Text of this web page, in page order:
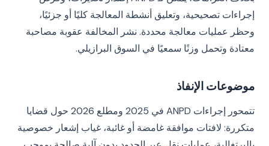
إجراءات تصحيحية، وتعليق أنشطة المعالجة كليًا أو جزئيًا،
وحظر عمليات معالجة محددة. نشر المخالفة عقوبة مصاحبة
معتادة وتحمل وزنًا سمعيًا في السوق البرازيلي.
موضوعات الإنفاذ
تتمحور إجراءات ANPD في 2025 ومطلع 2026 حول قضايا
متكررة: لافتات موافقة غامضة أو غائبة، غياب إشعار خصوصية